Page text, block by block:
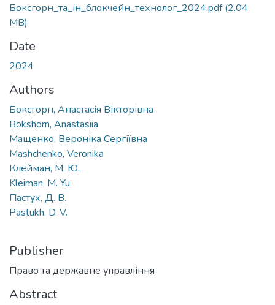
Боксгорн_та_ін_блокчейн_технолог_2024.pdf(2.04
MB)
Date
2024
Authors
Боксгорн, Анастасія Вікторівна
Bokshorn, Anastasiia
Мащенко, Вероніка Сергіївна
Mashchenko, Veronika
Клейман, М. Ю.
Kleiman, M. Yu.
Пастух, Д. В.
Pastukh, D. V.
Publisher
Право та державне управління
Abstract